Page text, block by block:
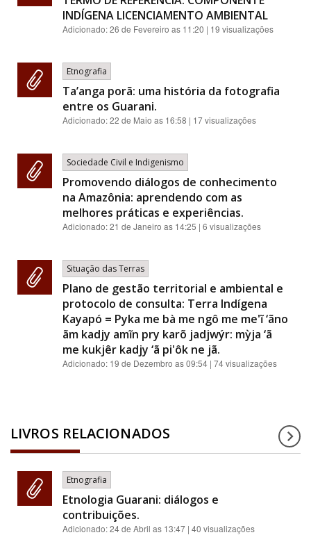
INDÍGENA LICENCIAMENTO AMBIENTAL
Adicionado:26 de Fevereiro as 11:20 | 19 visualizações
Etnografia
Ta’anga porã: uma história da fotografia
entre os Guarani.
Adicionado:22 de Maio as 16:58 | 17 visualizações
Sociedade Civil e Indigenismo
Promovendo diálogos de conhecimento
na Amazônia: aprendendo com as
melhores práticas e experiências.
Adicionado:21 de Janeiro as 14:25 | 6 visualizações
Situação das Terras
Plano de gestão territorial e ambiental e
protocolo de consulta: Terra Indígena
Kayapó = Pyka me bà me ngô me me'ĩ ‘ãno
ãm kadjy amĩn pry karõ jadjwýr: mỳja ‘ã
me kukjêr kadjy ‘ã pi'ôk ne jã.
Adicionado: 19 de Dezembro as 09:54 | 74 visualizações
LIVROS RELACIONADOS
Etnografia
Etnologia Guarani: diálogos e
contribuições.
Adicionado:24 de Abril as 13:47 | 40 visualizações